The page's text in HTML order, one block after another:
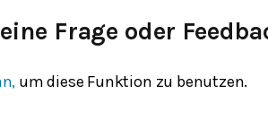
Frage oder
um diese Funktion zu benutzen.